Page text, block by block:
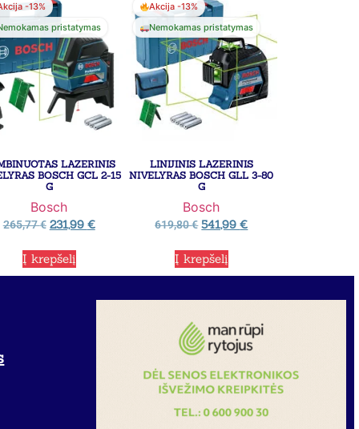
-13%
pristatymas
LAZERINIS
BOSCH GCL 2-15
G
Bosch
265,77€ 231,99 €
Į krepšelį
Akcija -13%
Nemokamas pristatymas
LINIJINIS LAZERINIS
NIVELYRAS BOSCH GLL 3-80
G
Bosch
619,80€ 541,99€
Į krepšelį